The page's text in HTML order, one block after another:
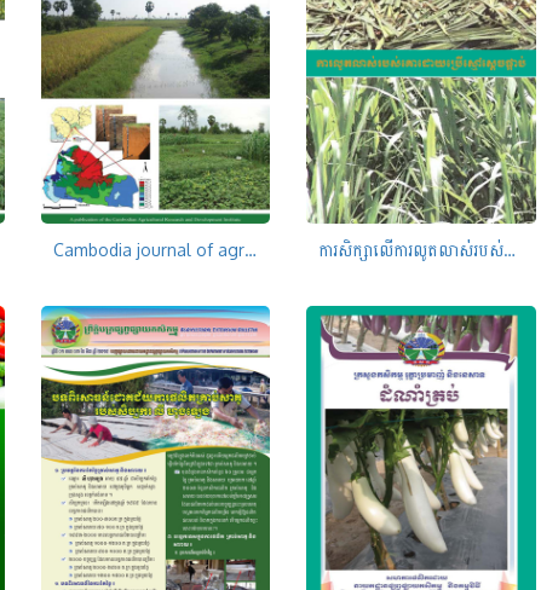
Cambodia journal of agriculture Volume 7, Numer 2 ការសិក្សាលើការលូតលាស់់របស់គោពូជក្នុងស្រុក ដោយប្រើប្រាស់ស្មៅស្តេចផ្អាប់ និងផេះចំបើង